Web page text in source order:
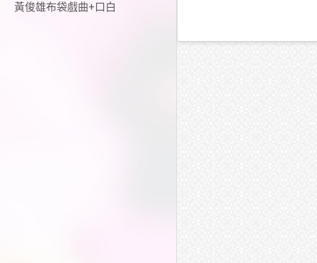
黃俊雄布袋戲曲+口白